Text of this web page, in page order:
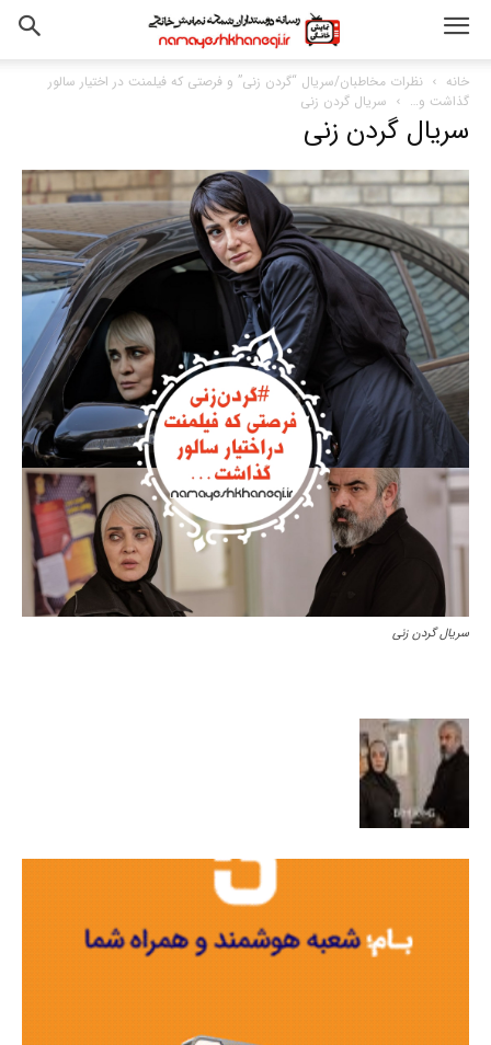
خانه
نظرات مخاطبان/سریال “گردن زنی” و فرصتی که فیلمنت در اختیار سالور
گذاشت و…
سریال گردن زنی
سریال گردن زنی
سریال گردن زنی